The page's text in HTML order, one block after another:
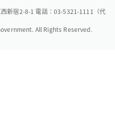
新宿2-8-1 電話：03-5321-1111（代
All Rights Reserved.